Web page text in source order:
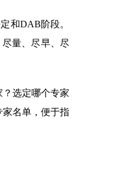
和DAB阶段。
量、尽早、尽
选定哪个专家
名单，便于指